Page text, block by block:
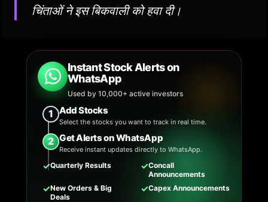
चिंताओं ने इस बिकवाली को हवा दी।
Instant Stock Alerts on
WhatsApp
Used by 10,000+ active investors
1 Add Stocks
Select the stocks you want to track in real time.
2 Get Alerts on WhatsApp
Receive instant updates directly to WhatsApp.
✓Quarterly Results ✓Concall
Announcements
✓New Orders & Big
Deals
✓Capex Announcements